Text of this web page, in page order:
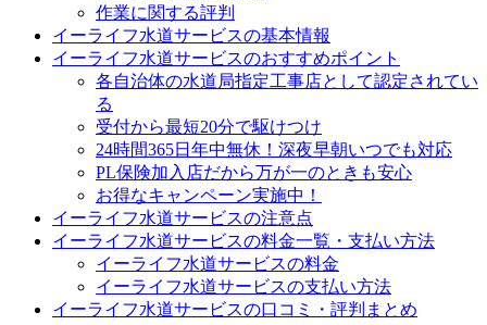
作業に関する評判
イーライフ水道サービスの基本情報
イーライフ水道サービスのおすすめポイント
各自治体の水道局指定工事店として認定されてい
る
受付から最短20分で駆けつけ
24時間365日年中無休！深夜早朝いつでも対応
PL保険加入店だから万が一のときも安心
お得なキャンペーン実施中！
イーライフ水道サービスの注意点
イーライフ水道サービスの料金一覧・支払い方法
イーライフ水道サービスの料金
イーライフ水道サービスの支払い方法
イーライフ水道サービスの口コミ・評判まとめ